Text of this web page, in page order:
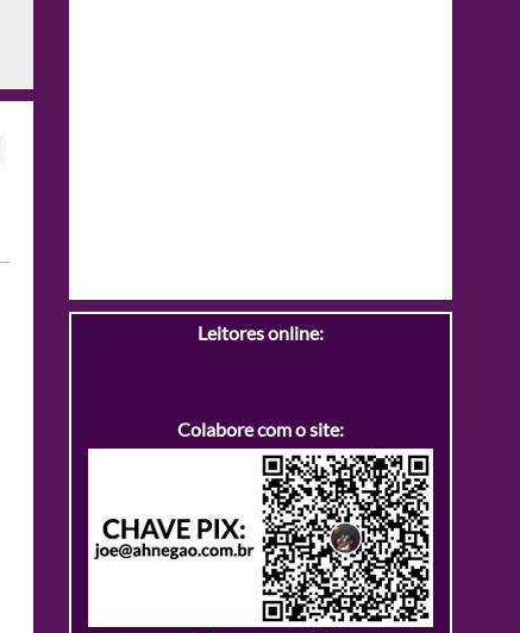
Leitores online:
Colabore com o site: